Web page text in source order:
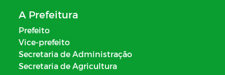
A Prefeitura
Prefeito
Vice-prefeito
Secretaria de Administração
Secretaria de Agricultura